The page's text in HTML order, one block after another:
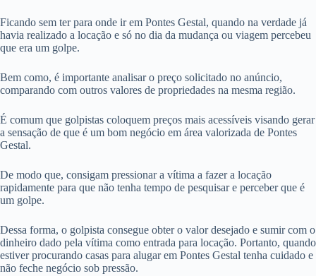
Ficando sem ter para onde ir em Pontes Gestal, quando na verdade já
havia realizado a locação e só no dia da mudança ou viagem percebeu
que era um golpe.
Bem como, é importante analisar o preço solicitado no anúncio,
comparando com outros valores de propriedades na mesma região.
É comum que golpistas coloquem preços mais acessíveis visando gerar
a sensação de que é um bom negócio em área valorizada de Pontes
Gestal.
De modo que, consigam pressionar a vítima a fazer a locação
rapidamente para que não tenha tempo de pesquisar e perceber que é
um golpe.
Dessa forma, o golpista consegue obter o valor desejado e sumir com o
dinheiro dado pela vítima como entrada para locação. Portanto, quando
estiver procurando casas para alugar em Pontes Gestal tenha cuidado e
não feche negócio sob pressão.